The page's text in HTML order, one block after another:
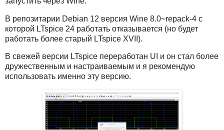
В репозитарии Debian 12 версия Wine 8.0~repack-4 с
которой LTspice 24 работать отказывается (но будет
работать более старый LTspice XVII).
В свежей версии LTspice переработан UI и он стал более
дружественным и настраиваемым и я рекомендую
использовать именно эту версию.